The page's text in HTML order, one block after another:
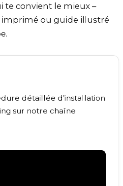
te convient le mieux –
ou guide illustré
détaillée d’installation
sur notre chaîne